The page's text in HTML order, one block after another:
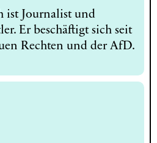
ist Journalist und
Er beschäftigt sich seit
Rechten und der AfD.